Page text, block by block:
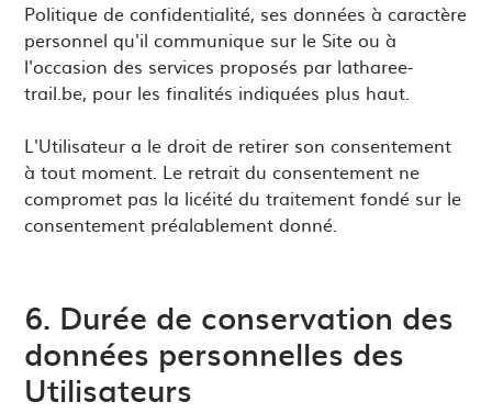
Politique de confidentialité, ses données à caractère
personnel qu'il communique sur le Site ou à
l'occasion des services proposés par latharee-
trail.be, pour les finalités indiquées plus haut.
L'Utilisateur a le droit de retirer son consentement
à tout moment. Le retrait du consentement ne
compromet pas la licéité du traitement fondé sur le
consentement préalablement donné.
6. Durée de conservation des
données personnelles des
Utilisateurs